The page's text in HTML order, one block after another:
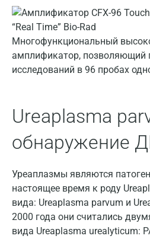
Многофункциональный
амплификатор, позволяющий
исследований в 96 пробах
Ureaplasma
обнаружение
Уреаплазмы являются
настоящее время к роду
вида: Ureaplasma parvum и
2000 года они считались
вида Ureaplasma urealyticum:
Нижний Новгород
Казань
Альметьевск
Армавир
Астрахань
Балашиха
Барнаул
Брянск
Великий Новгород